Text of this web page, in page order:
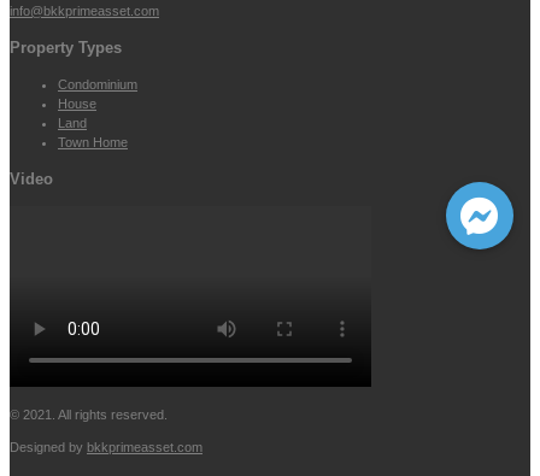
info@bkkprimeasset.com
Property Types
Condominium
House
Land
Town Home
Video
© 2021. All rights reserved.
Designed by bkkprimeasset.com